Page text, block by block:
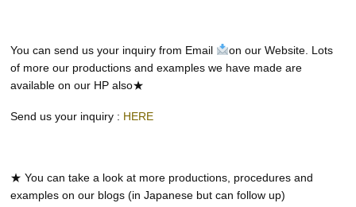
You can send us your inquiry from Email
on our Website. Lots
of more our productions and examples we have made are
available on our HP also★
Send us your inquiry : HERE
★ You can take a look at more productions, procedures and
examples on our blogs (in Japanese but can follow up)